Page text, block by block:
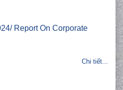
Report On Corporate
Chi tiết...